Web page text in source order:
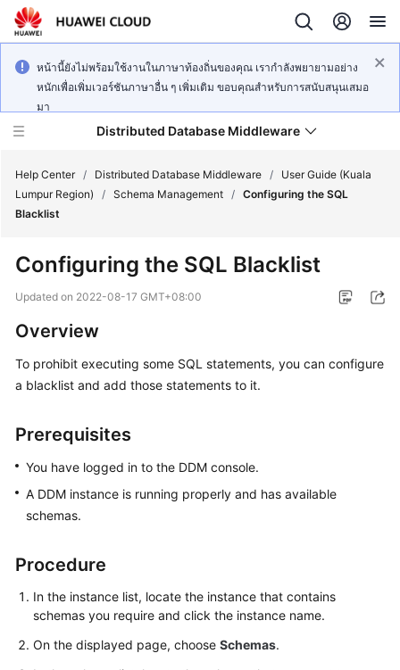
หน้านี้ยังไม่พร้อมใช้งานในภาษาท้องถิ่นของคุณ เรากำลังพยายามอย่าง
หนักเพื่อเพิ่มเวอร์ชันภาษาอื่น ๆ เพิ่มเติม ขอบคุณสำหรับการสนับสนุนเสมอ
มา
Distributed Database Middleware
Product
Overview
Started
User
API
Reference
Reference
Help Center / Distributed Database Middleware /
User Guide (Kuala
Lumpur Region)
/ Schema Management / Configuring the SQL
Blacklist
Configuring the SQL Blacklist
Updated on 2022-08-17 GMT+08:00
Overview
To prohibit executing some SQL statements, you can configure
a blacklist and add those statements to it.
Prerequisites
You have logged in to the DDM console.
A DDM instance is running properly and has available
schemas.
Procedure
In the instance list, locate the instance that contains
schemas you require and click the instance name.
On the displayed page, choose Schemas.